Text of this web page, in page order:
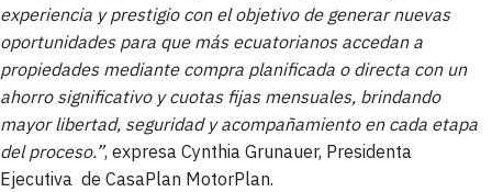
experiencia y prestigio con el objetivo de generar nuevas
oportunidades para que más ecuatorianos accedan a
propiedades mediante compra planificada o directa con un
ahorro significativo y cuotas fijas mensuales, brindando
mayor libertad, seguridad y acompañamiento en cada etapa
del proceso.”, expresa Cynthia Grunauer, Presidenta
Ejecutiva de CasaPlan MotorPlan.